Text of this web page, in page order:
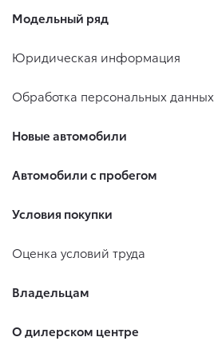
Модельный ряд
Юридическая информация
Обработка персональных данных
Новые автомобили
Автомобили с пробегом
Условия покупки
Оценка условий труда
Владельцам
О дилерском центре